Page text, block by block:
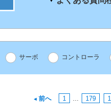
サーボ コントローラ
前へ 1 ... 179